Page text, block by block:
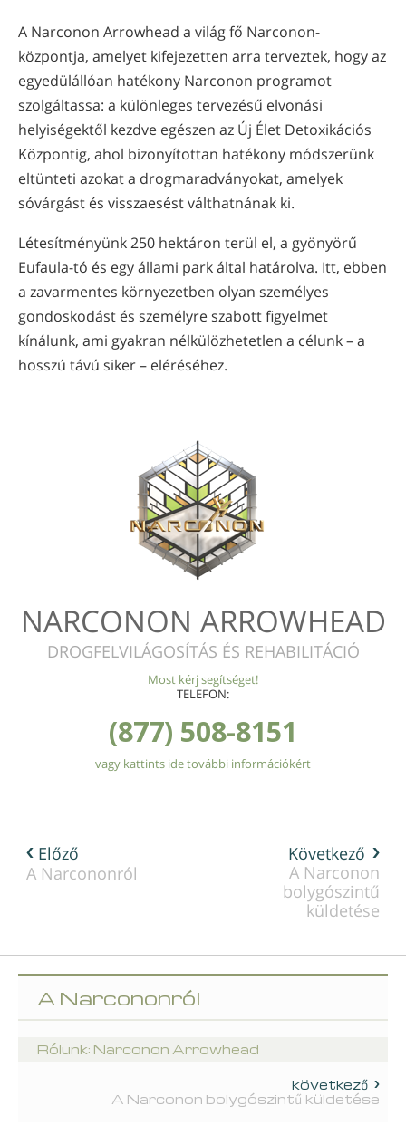
A Narconon Arrowhead a világ fő Narconon-
központja, amelyet kifejezetten arra terveztek, hogy az
egyedülállóan hatékony Narconon programot
szolgáltassa: a különleges tervezésű elvonási
helyiségektől kezdve egészen az Új Élet Detoxikációs
Központig, ahol bizonyítottan hatékony módszerünk
eltünteti azokat a drogmaradványokat, amelyek
sóvárgást és visszaesést válthatnának ki.
Létesítményünk 250 hektáron terül el, a gyönyörű
Eufaula-tó és egy állami park által határolva. Itt, ebben
a zavarmentes környezetben olyan személyes
gondoskodást és személyre szabott figyelmet
kínálunk, ami gyakran nélkülözhetetlen a célunk – a
hosszú távú siker – eléréséhez.
NARCONON ARROWHEAD
DROGFELVILÁGOSÍTÁS ÉS REHABILITÁCIÓ
Most kérj segítséget!
TELEFON:
(877) 508-8151
vagy kattints ide további információkért
Következő
A Narconon
bolygószintű
küldetése
Előző
A Narcononról
A Narcononról
Rólunk: Narconon Arrowhead
következő
A Narconon bolygószintű küldetése